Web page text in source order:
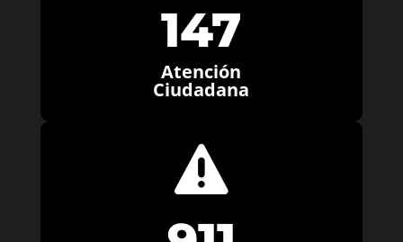
147
Atención
Ciudadana
